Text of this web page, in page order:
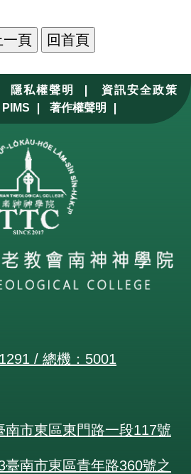
隱私權聲明 |
資訊安全政策
| 著作權聲明 |
/ 總機：5001
南市東區東門路一段117號
臺南市東區青年路360號之